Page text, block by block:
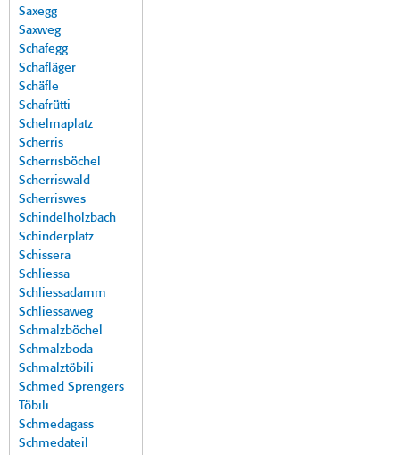
Saxegg
Saxweg
Schafegg
Schafläger
Schäfle
Schafrütti
Schelmaplatz
Scherris
Scherrisböchel
Scherriswald
Scherriswes
Schindelholzbach
Schinderplatz
Schissera
Schliessa
Schliessadamm
Schliessaweg
Schmalzböchel
Schmalzboda
Schmalztöbili
Schmed Sprengers
Töbili
Schmedagass
Schmedateil